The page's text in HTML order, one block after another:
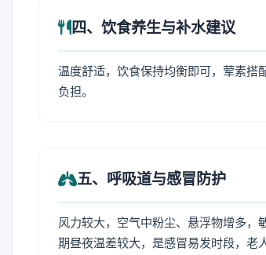
四、饮食养生与补水建议
温度舒适，饮食保持均衡即可，荤素搭
负担。
五、呼吸道与感冒防护
风力较大，空气中粉尘、悬浮物增多，
期昼夜温差较大，是感冒易发时段，老